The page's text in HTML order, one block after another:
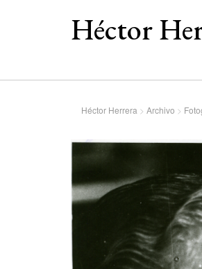
Héctor
Héctor Herrera > Archivo >